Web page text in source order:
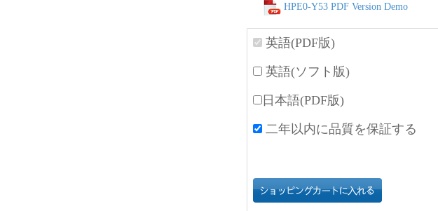
HPE0-Y53 PDF Version Demo
英語(PDF版)
英語(ソフト版)
日本語(PDF版)
二年以内に品質を保証する